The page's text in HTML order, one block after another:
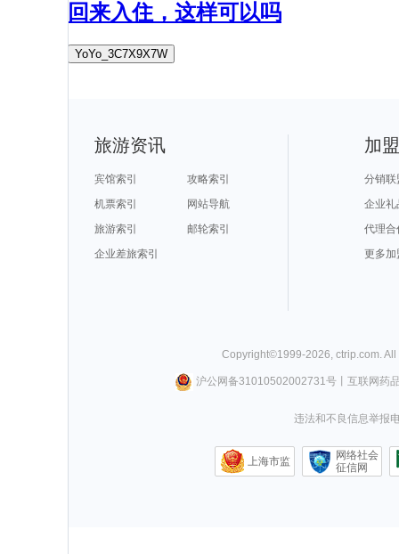
回来入住，这样可以吗
YoYo_3C7X9X7W
旅游资讯
宾馆索引
攻略索引
机票索引
网站导航
旅游索引
邮轮索引
企业差旅索引
加
分销联
企业礼
代理合
更多加
Copyright©1999-2026, ctrip.com.
沪公网备31010502002731号丨 互联网药
违法和不良信息举报
上海市监
网络社会
征信网